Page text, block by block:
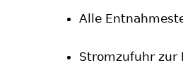
Alle
Stromzufuhr zur